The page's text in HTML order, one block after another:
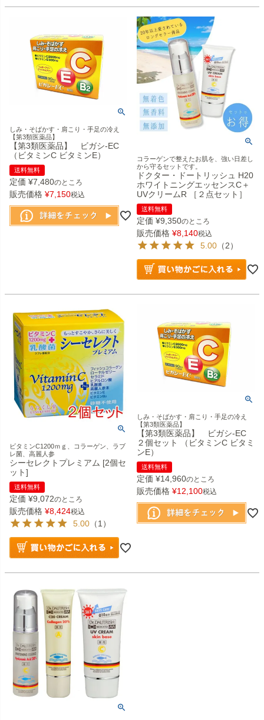
しみ・そばかす・肩こり・手足の冷え
【第3類医薬品】
【第3類医薬品】 ビガシ-EC
（ビタミンC ビタミンE）
送料無料
定価 ¥7,480のところ
販売価格 ¥7,150税込
コラーゲンで整えたお肌を、強い日差し
から守るセットです。
ドクター・ドートリッシュ H20
ホワイトニングエッセンスC＋
UVクリームR ［２点セット］
送料無料
定価 ¥9,350のところ
販売価格 ¥8,140税込
5.00 （2）
ビタミンC1200ｍｇ、コラーゲン、ラブ
レ菌、高麗人参
シーセレクトプレミアム [2個セ
ット]
送料無料
定価 ¥9,072のところ
販売価格 ¥8,424税込
5.00 （1）
しみ・そばかす・肩こり・手足の冷え
【第3類医薬品】
【第3類医薬品】 ビガシ-EC
２個セット （ビタミンC ビタミ
ンE）
送料無料
定価 ¥14,960のところ
販売価格 ¥12,100税込